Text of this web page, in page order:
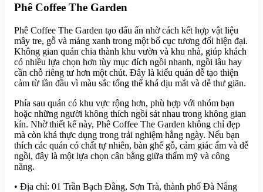
Phê Coffee The Garden
Phê Coffee The Garden tạo dấu ấn nhờ cách kết hợp vật liệu
mây tre, gỗ và mảng xanh trong một bố cục tương đối hiện đại.
Không gian quán chia thành khu vườn và khu nhà, giúp khách
có nhiều lựa chọn hơn tùy mục đích ngồi nhanh, ngồi lâu hay
cần chỗ riêng tư hơn một chút. Đây là kiểu quán dễ tạo thiện
cảm từ lần đầu vì màu sắc tổng thể khá dịu mắt và dễ thư giãn.
Phía sau quán có khu vực rộng hơn, phù hợp với nhóm bạn
hoặc những người không thích ngồi sát nhau trong không gian
kín. Nhờ thiết kế này, Phê Coffee The Garden không chỉ đẹp
mà còn khá thực dụng trong trải nghiệm hằng ngày. Nếu bạn
thích các quán có chất tự nhiên, bàn ghế gỗ, cảm giác ấm và dễ
ngồi, đây là một lựa chọn cân bằng giữa thẩm mỹ và công
năng.
• Địa chỉ: 01 Trần Bạch Đằng, Sơn Trà, thành phố Đà Nẵng